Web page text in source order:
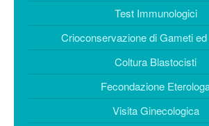
Test Immunologici
Crioconservazione di Gameti
Coltura Blastocisti
Fecondazione
Visita Ginecologica